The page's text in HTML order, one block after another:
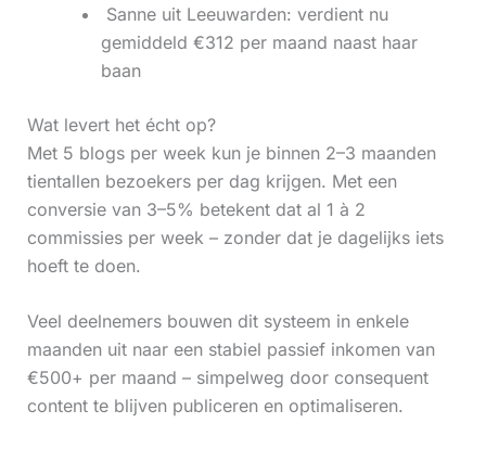
‍ Sanne uit Leeuwarden: verdient nu
gemiddeld €312 per maand naast haar
baan
Wat levert het écht op?
Met 5 blogs per week kun je binnen 2–3 maanden
tientallen bezoekers per dag krijgen. Met een
conversie van 3–5% betekent dat al 1 à 2
commissies per week – zonder dat je dagelijks iets
hoeft te doen.
Veel deelnemers bouwen dit systeem in enkele
maanden uit naar een stabiel passief inkomen van
€500+ per maand – simpelweg door consequent
content te blijven publiceren en optimaliseren.